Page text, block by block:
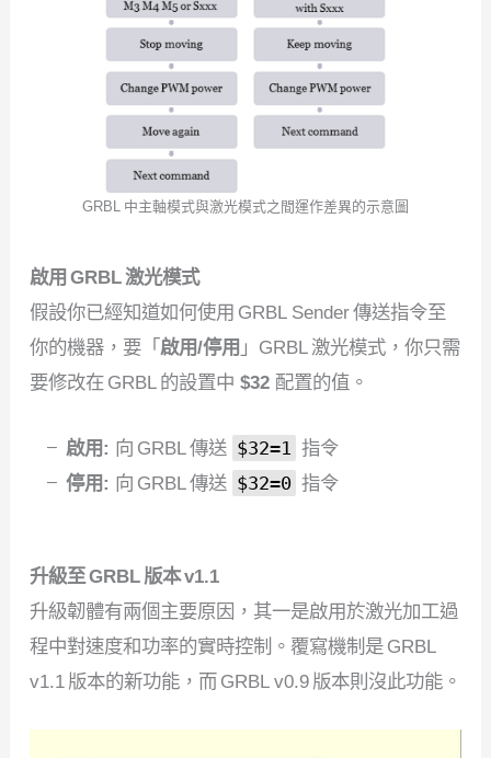
GRBL 中主軸模式與激光模式之間運作差異的示意圖
啟用 GRBL 激光模式
假設你已經知道如何使用 GRBL Sender 傳送指令至
你的機器，要「啟用/停用 」GRBL 激光模式，你只需
要修改在 GRBL 的設置中 $32配置的值。
啟用: 向 GRBL 傳送 $32=1 指令
停用: 向 GRBL 傳送 $32=0 指令
升級至 GRBL 版本 v1.1
升級韌體有兩個主要原因，其一是啟用於激光加工過
程中對速度和功率的實時控制。覆寫機制是 GRBL
v1.1 版本的新功能，而 GRBL v0.9 版本則沒此功能。